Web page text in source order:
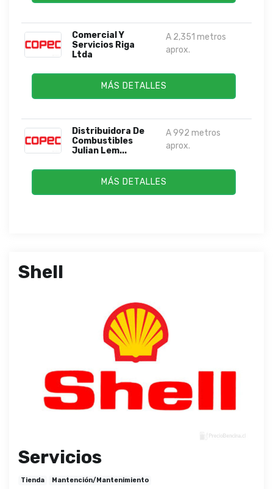
Comercial Y
Servicios Riga
Ltda
A 2,351 metros
aprox.
MÁS DETALLES
Distribuidora De
Combustibles
Julian Lem...
A 992 metros
aprox.
MÁS DETALLES
Shell
Servicios
Tienda Mantención/Mantenimiento